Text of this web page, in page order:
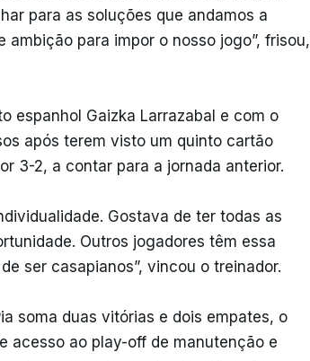
para as soluções que andamos a
para impor o nosso jogo”, frisou,
espanhol Gaizka Larrazabal e com o
após terem visto um quinto cartão
3-2, a contar para a jornada anterior.
Gostava de ter todas as
Outros jogadores têm essa
ser casapianos”, vincou o treinador.
soma duas vitórias e dois empates, o
acesso ao play-off de manutenção e